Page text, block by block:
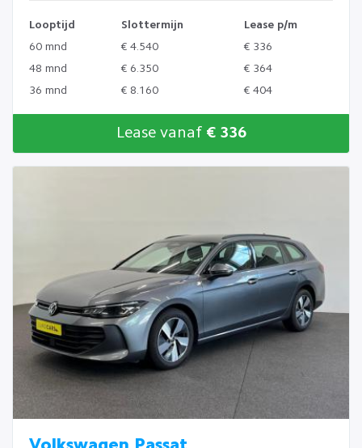
Looptijd Slottermijn
Lease p/m
60 mnd
€ 4.540
€ 336
48 mnd
€ 6.350
€ 364
36 mnd
€ 8.160 € 404
Lease vanaf € 336